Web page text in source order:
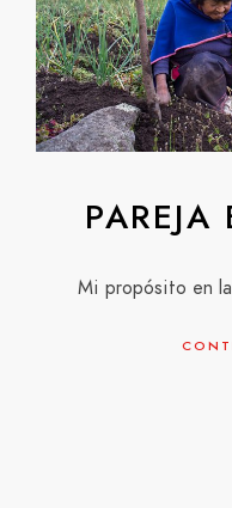
PAREJA
Mi propósito en